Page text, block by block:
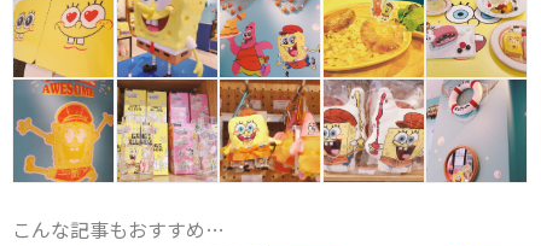
こんな記事もおすすめ…